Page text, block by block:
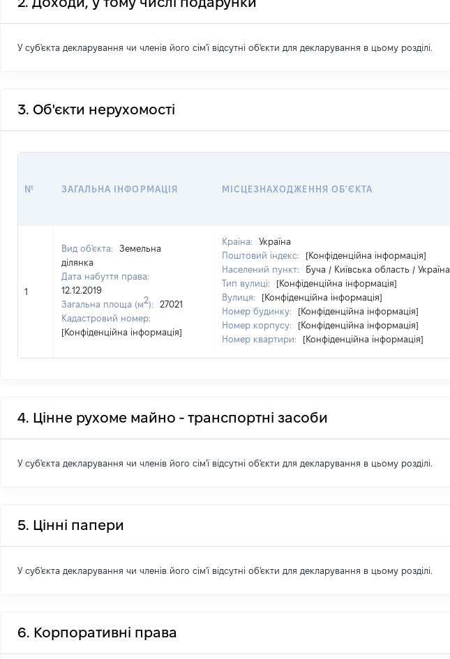
У суб'єкта декларування чи членів його сім'ї відсутні об'єкти для декларування в цьому розділі.
3. Об'єкти нерухомості
№ ЗАГАЛЬНА ІНФОРМАЦІЯ МІСЦЕЗНАХОДЖЕННЯ ОБ'ЄКТА
1
Вид об'єкта:
Земельна
ділянка
Дата набуття права:
12.12.2019
Загальна площа (м2):
27021
Кадастровий номер:
[Конфіденційна інформація]
Країна:
Україна
Поштовий індекс:
[Конфіденційна інформація]
Населений пункт:
Буча / Київська область / Україна
Тип вулиці:
[Конфіденційна інформація]
Вулиця:
[Конфіденційна інформація]
Номер будинку:
[Конфіденційна інформація]
Номер корпусу:
[Конфіденційна інформація]
Номер квартири:
[Конфіденційна інформація]
4. Цінне рухоме майно - транспортні засоби
У суб'єкта декларування чи членів його сім'ї відсутні об'єкти для декларування в цьому розділі.
5. Цінні папери
У суб'єкта декларування чи членів його сім'ї відсутні об'єкти для декларування в цьому розділі.
6. Корпоративні права